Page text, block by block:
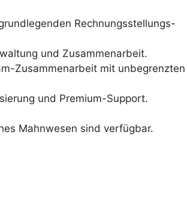
Rechnungsstellungs-
und Zusammenarbeit.
Zusammenarbeit mit unbegrenzten
und Premium-Support.
Mahnwesen sind verfügbar.